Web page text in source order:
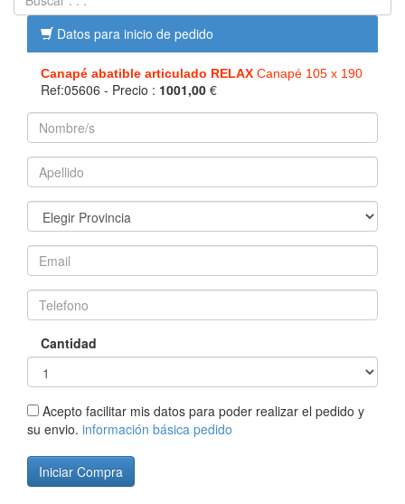
Datos para inicio de pedido
Canapé abatible articulado RELAX Canapé 105 x 190
Ref:05606 - Precio : 1001,00 €
Cantidad
Acepto facilitar mis datos para poder realizar el pedido y
su envio. información básica pedido
Iniciar Compra